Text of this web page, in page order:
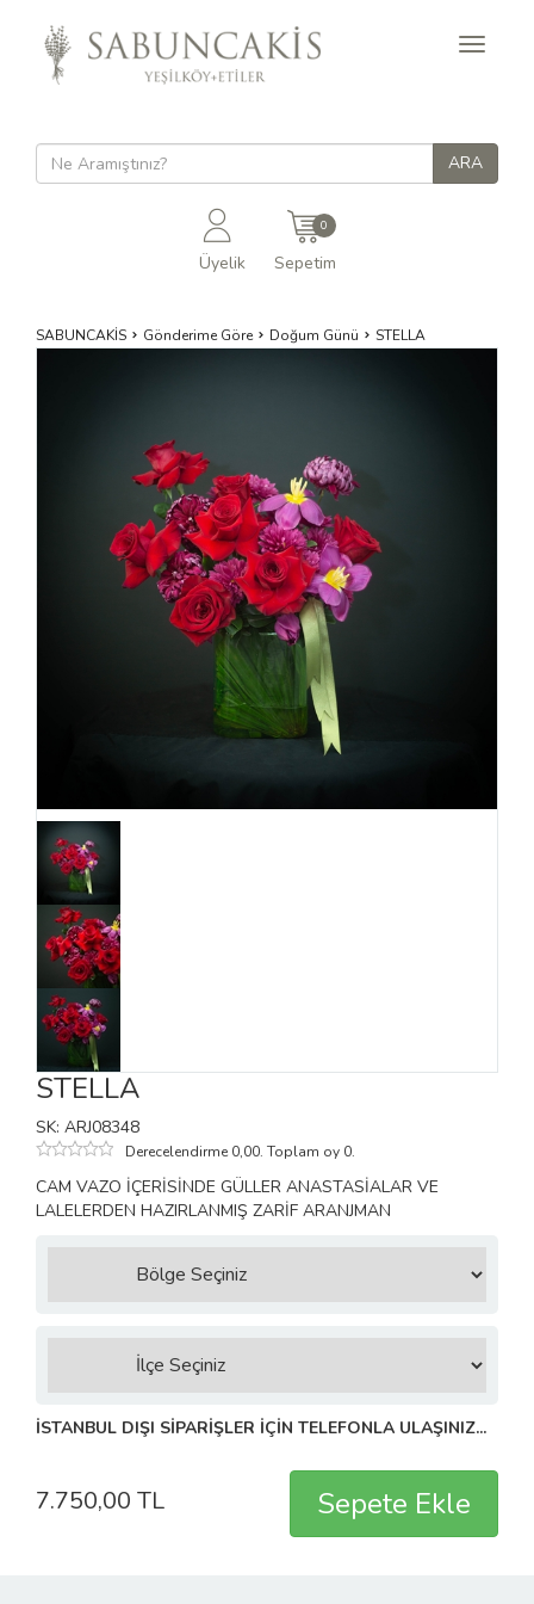
Toggle
Üyelik
0
Sepetim
SABUNCAKİS Gönderime Göre Doğum Günü STELLA
STELLA
SK: ARJ08348
Derecelendirme 0,00. Toplam oy 0.
CAM VAZO İÇERİSİNDE GÜLLER ANASTASİALAR VE
LALELERDEN HAZIRLANMIŞ ZARİF ARANJMAN
İSTANBUL DIŞI SİPARİŞLER İÇİN TELEFONLA ULAŞINIZ...
7.750,00 TL